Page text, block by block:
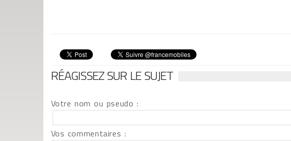
RÉAGISSEZ SUR LE SUJET
Votre nom ou pseudo :
Vos commentaires :